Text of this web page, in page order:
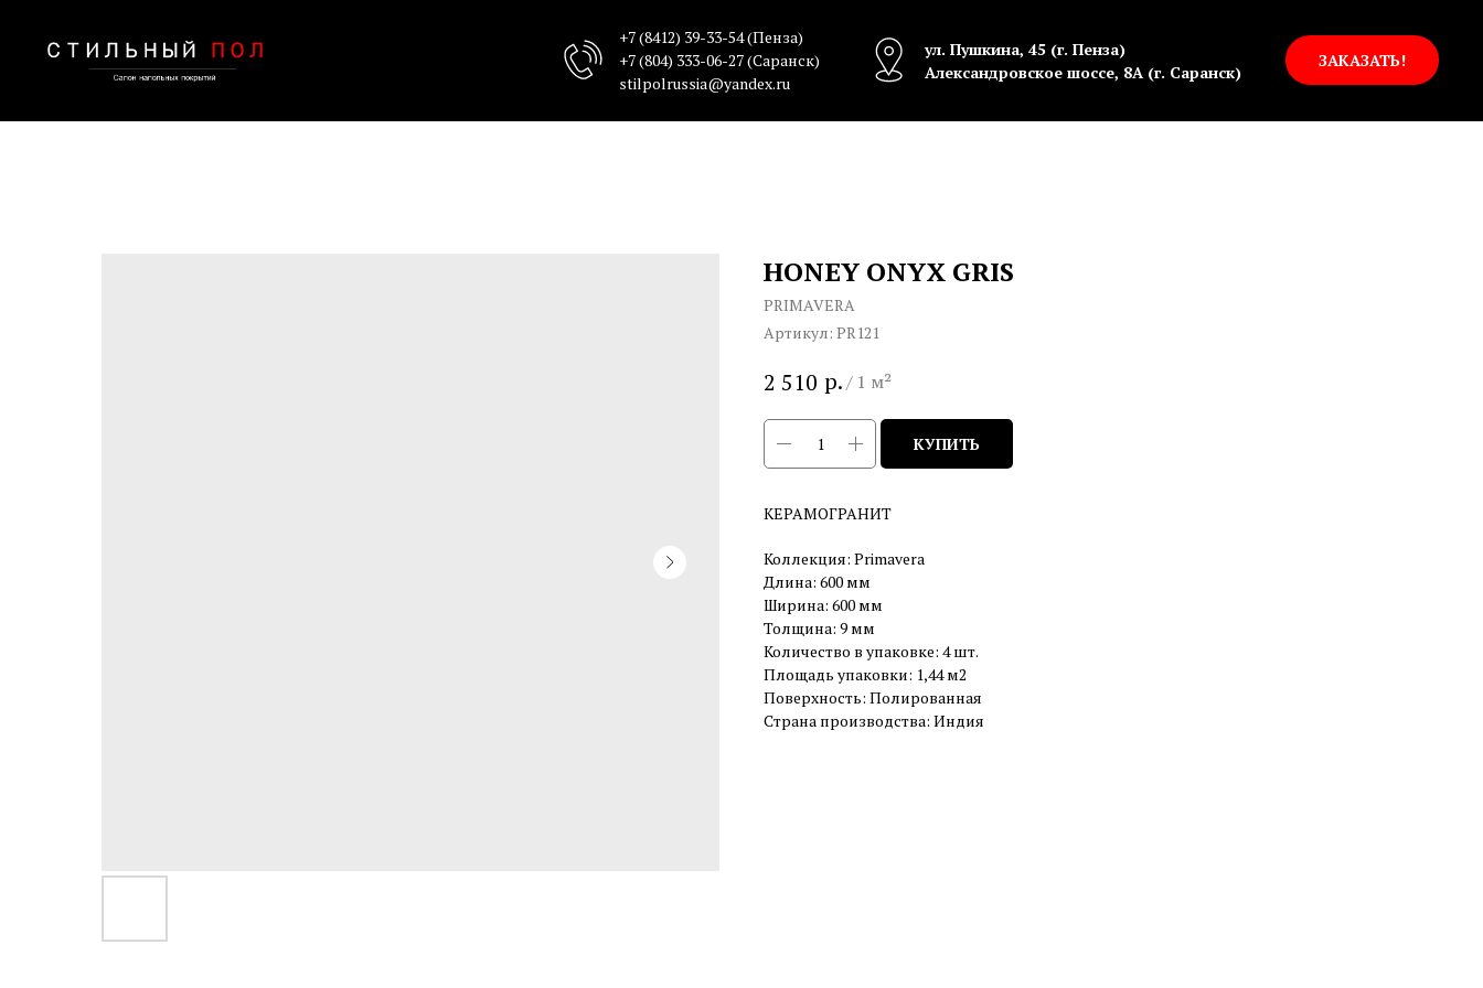
+7 (8412) 39-33-54(Пенза)
+7 (804) 333-06-27(Саранск)
stilpolrussia@yandex.ru
ул. Пушкина, 45 (г. Пенза)
Александровское шоссе, 8А (г. Саранск)
ЗАКАЗАТЬ!
HONEY ONYX GRIS
PRIMAVERA
Артикул: PR121
2 510 р./ 1 м²
КУПИТЬ
КЕРАМОГРАНИТ
Коллекция: Primavera
Длина: 600 мм
Ширина: 600 мм
Толщина: 9 мм
Количество в упаковке: 4 шт.
Площадь упаковки: 1,44 м2
Поверхность: Полированная
Страна производства: Индия